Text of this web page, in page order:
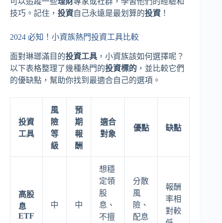
技巧。記住， 投資自己永遠是最划算的投資 ！
2024 必知！小資族熱門投資工具比較
面對琳瑯滿目的投資工具 ，小資族該如何選擇呢？
以下表格整理了幾種熱門的投資標的 ，並比較它們
的優缺點，幫助你找到最適合自己的選項。
投資
工具
風
險
等
級
預
期
報
酬
適合
對象
優點 缺點
高股
息
ETF
中 中
想穩
定領
股
息、
不擅
分散
風
險、
配息
報酬
率相
對較